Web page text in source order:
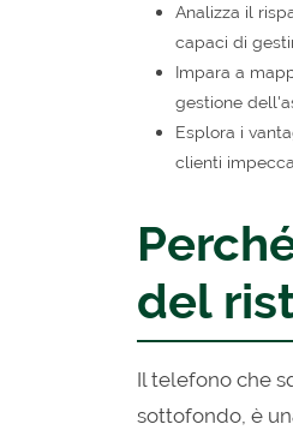
Analizza il
capaci di
Impara a
gestione
Esplora i
clienti
del
Il telefono che
sottofondo, è